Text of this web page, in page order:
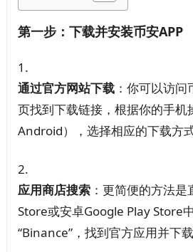
第一步：下载并安装币安APP
通过官方网站下载：你可以访问
页找到下载链接，根据你的手机
Android），选择相应的下载方式
应用商店搜索：更简便的方法是
Store或安卓Google Play Store
“Binance”，找到官方应用并下载